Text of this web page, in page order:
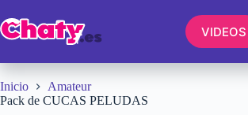
al
contenido
VIDEOS
Inicio
Amateur
Pack de CUCAS PELUDAS